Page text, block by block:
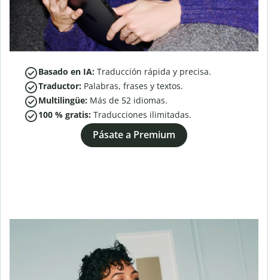
Basado en IA: Traducción rápida y precisa.
Traductor: Palabras, frases y textos.
Multilingüe: Más de 52 idiomas.
100 % gratis: Traducciones ilimitadas.
Pásate a Premium